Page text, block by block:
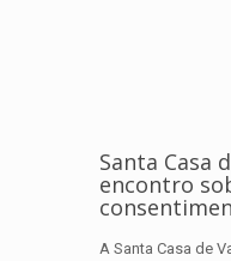
Santa Casa
encontro
A Santa Casa de